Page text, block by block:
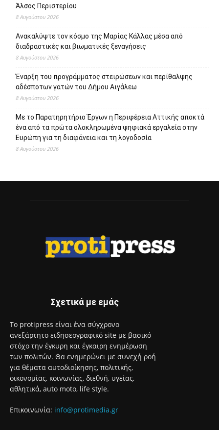
Άλσος Περιστερίου
8 Αυγούστου 2026
Ανακαλύψτε τον κόσμο της Μαρίας Κάλλας μέσα από
διαδραστικές και βιωματικές ξεναγήσεις
8 Αυγούστου 2026
Έναρξη του προγράμματος στειρώσεων και περίθαλψης
αδέσποτων γατών του Δήμου Αιγάλεω
8 Αυγούστου 2026
Με το Παρατηρητήριο Έργων η Περιφέρεια Αττικής αποκτά
ένα από τα πρώτα ολοκληρωμένα ψηφιακά εργαλεία στην
Ευρώπη για τη διαφάνεια και τη λογοδοσία
8 Αυγούστου 2026
Σχετικά με εμάς
Το protipress είναι ένα σύγχρονο
ανεξάρτητο ειδησεογραφικό site με βασικό
στόχο την έγκυρη και έγκαιρη ενημέρωση
των πολιτών. Θα ενημερώνει με συνεχή ροή
για θέματα αυτοδιοίκησης, πολιτικής,
οικονομίας, κοινωνίας, διεθνή, υγείας,
αθλητικά, auto moto, life style.
Επικοινωνία: info@protimedia.gr